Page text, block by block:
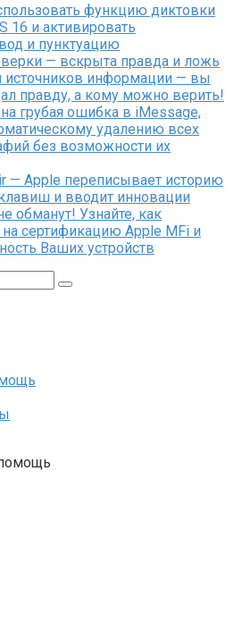
функцию диктовки
16 и активировать
и пунктуацию
— вскрыта правда и ложь
источников информации — вы
правду, а кому можно верить!
грубая ошибка в iMessage,
удалению всех
без возможности их
— Apple переписывает историю
и вводит инновации
обманут! Узнайте, как
сертификацию Apple MFi и
Ваших устройств